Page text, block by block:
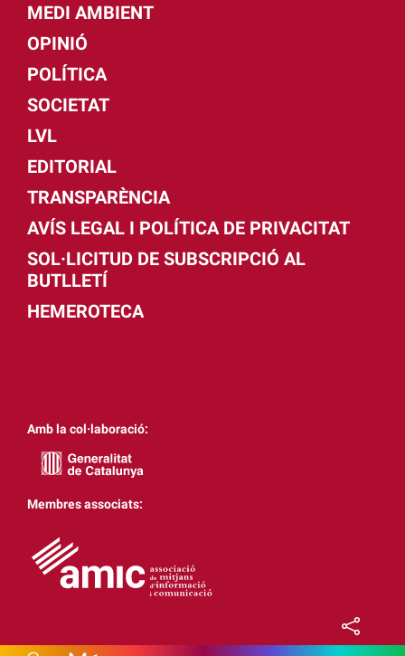
MEDI AMBIENT
OPINIÓ
POLÍTICA
SOCIETAT
LVL
EDITORIAL
TRANSPARÈNCIA
AVÍS LEGAL I POLÍTICA DE PRIVACITAT
SOL·LICITUD DE SUBSCRIPCIÓ AL
BUTLLETÍ
HEMEROTECA
Amb la col·laboració:
Membres associats: